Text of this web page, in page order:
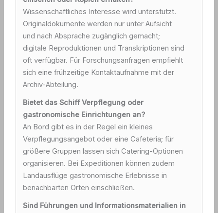
Wissenschaftliches Interesse wird unterstützt.
Originaldokumente werden nur unter Aufsicht
und nach Absprache zugänglich gemacht;
digitale Reproduktionen und Transkriptionen sind
oft verfügbar. Für Forschungsanfragen empfiehlt
sich eine frühzeitige Kontaktaufnahme mit der
Archiv-Abteilung.
Bietet das Schiff Verpflegung oder
gastronomische Einrichtungen an?
An Bord gibt es in der Regel ein kleines
Verpflegungsangebot oder eine Cafeteria; für
größere Gruppen lassen sich Catering-Optionen
organisieren. Bei Expeditionen können zudem
Landausflüge gastronomische Erlebnisse in
benachbarten Orten einschließen.
Sind Führungen und Informationsmaterialien in